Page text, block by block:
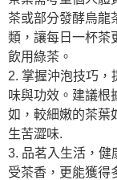
茶或部分發酵烏龍
類，讓每日一杯茶
飲用綠茶。
2. 掌握沖泡技巧，
味與功效。建議根
如，較細嫩的茶葉
生苦澀味.
3. 品茗入生活，健
受茶香，更能獲得